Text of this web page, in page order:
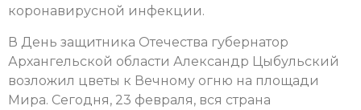
коронавирусной инфекции.
В День защитника Отечества губернатор
Архангельской области Александр Цыбульский
возложил цветы к Вечному огню на площади
Мира. Сегодня, 23 февраля, вся страна